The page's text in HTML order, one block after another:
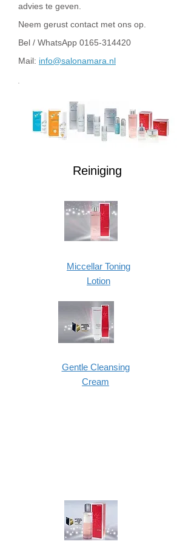
advies te geven.
Neem gerust contact met ons op.
Bel / WhatsApp 0165-314420
Mail: info@salonamara.nl
Reiniging
Miccellar Toning
Lotion
Gentle Cleansing
Cream